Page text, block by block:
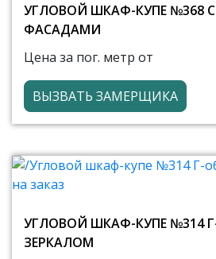
УГЛОВОЙ ШКАФ-КУПЕ №368
ФАСАДАМИ
Цена за пог. метр от
ВЫЗВАТЬ ЗАМЕРЩИКА
УГЛОВОЙ ШКАФ-КУПЕ №314
ЗЕРКАЛОМ